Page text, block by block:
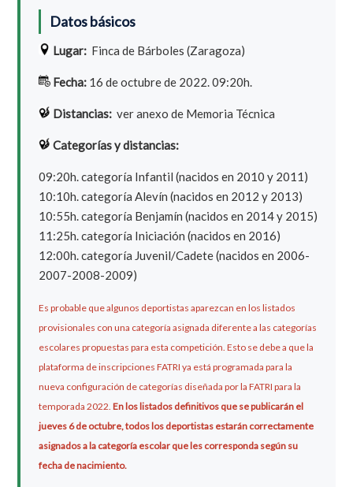
Datos básicos
Lugar:Finca de Bárboles (Zaragoza)
Fecha:16 de octubre de 2022. 09:20h.
Distancias: ver anexo de Memoria Técnica
Categorías y distancias:
09:20h. categoría Infantil (nacidos en 2010 y 2011)
10:10h. categoría Alevín (nacidos en 2012 y 2013)
10:55h. categoría Benjamín (nacidos en 2014 y 2015)
11:25h. categoría Iniciación (nacidos en 2016)
12:00h. categoría Juvenil/Cadete (nacidos en 2006-
2007-2008-2009)
Es probable que algunos deportistas aparezcan en los listados
provisionales con una categoría asignada diferente a las categorías
escolares propuestas para esta competición. Esto se debe a que la
plataforma de inscripciones FATRI ya está programada para la
nueva configuración de categorías diseñada por la FATRI para la
temporada 2022. En los listados definitivos que se publicarán el
jueves 6 de octubre, todos los deportistas estarán correctamente
asignados a la categoría escolar que les corresponda según su
fecha de nacimiento.